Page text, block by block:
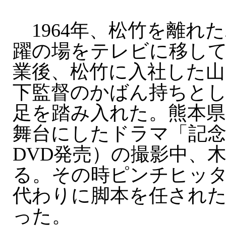
1964年、松竹を離れ
躍の場をテレビに移し
業後、松竹に入社した
下監督のかばん持ちと
足を踏み入れた。熊本
舞台にしたドラマ「記
DVD発売）の撮影中、
る。その時ピンチヒッ
代わりに脚本を任され
った。